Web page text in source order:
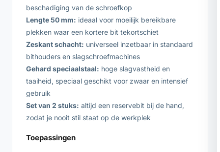
beschadiging van de schroefkop
Lengte 50 mm: ideaal voor moeilijk bereikbare
plekken waar een kortere bit tekortschiet
Zeskant schacht: universeel inzetbaar in standaard
bithouders en slagschroefmachines
Gehard speciaalstaal: hoge slagvastheid en
taaiheid, speciaal geschikt voor zwaar en intensief
gebruik
Set van 2 stuks: altijd een reservebit bij de hand,
zodat je nooit stil staat op de werkplek
Toepassingen